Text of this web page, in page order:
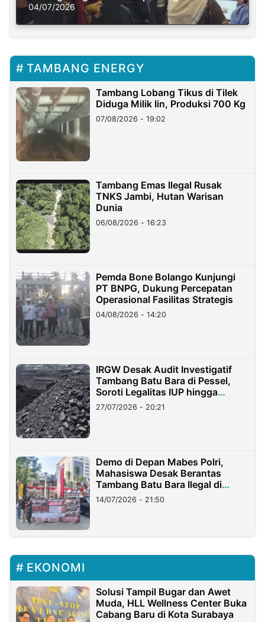
Solusi Krisis Iklim
04/07/2026
TAMBANG ENERGY
Tambang Lobang Tikus di Tilek
Diduga Milik Iin, Produksi 700 Kg
07/08/2026 - 19:02
Tambang Emas Ilegal Rusak
TNKS Jambi, Hutan Warisan
Dunia
06/08/2026 - 16:23
Pemda Bone Bolango Kunjungi
PT BNPG, Dukung Percepatan
Operasional Fasilitas Strategis
04/08/2026 - 14:20
IRGW Desak Audit Investigatif
Tambang Batu Bara di Pessel,
Soroti Legalitas IUP hingga
Stockpile
27/07/2026 - 20:21
Demo di Depan Mabes Polri,
Mahasiswa Desak Berantas
Tambang Batu Bara Ilegal di
Lampung
14/07/2026 - 21:50
EKONOMI
Solusi Tampil Bugar dan Awet
Muda, HLL Wellness Center Buka
Cabang Baru di Kota Surabaya